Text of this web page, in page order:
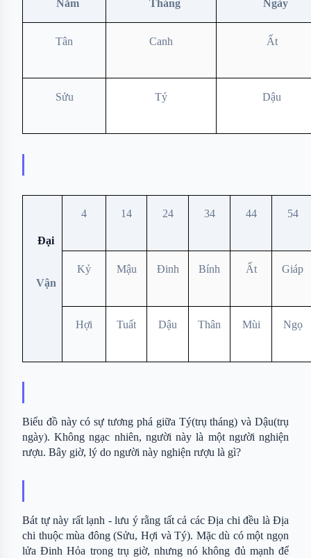
Năm Tháng Ngày
Tân Canh Ất
Sửu Tý Dậu
Đại
Vận
4 14 24 34 44 54
Kỷ Mậu Đinh Bính Ất Giáp
Hợi Tuất Dậu Thân Mùi Ngọ
Biểu đồ này có sự tương phá giữa Tý(trụ tháng) và Dậu(trụ
ngày). Không ngạc nhiên, người này là một người nghiện
rượu. Bây giờ, lý do người này nghiện rượu là gì?
Bát tự này rất lạnh - lưu ý rằng tất cả các Địa chi đều là Địa
chi thuộc mùa đông (Sửu, Hợi và Tý). Mặc dù có một ngọn
lửa Đinh Hỏa trong trụ giờ, nhưng nó không đủ mạnh để